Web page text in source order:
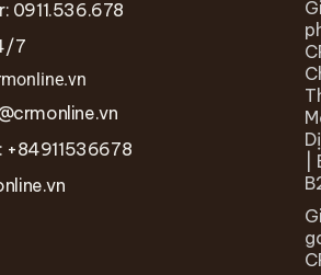
0911.536.678
7
+84911536678